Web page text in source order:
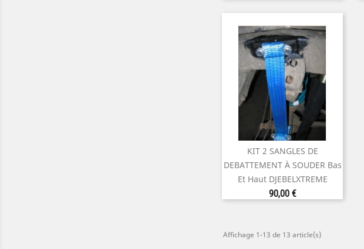
KIT 2 SANGLES DE
DEBATTEMENT À SOUDER Bas
Et Haut DJEBELXTREME
Prix
90,00 €
Aperçu rapide
Affichage 1-13 de 13 article(s)